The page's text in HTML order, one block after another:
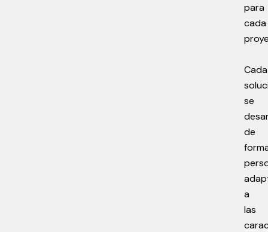
para
cada
Cada
se
de
a
las